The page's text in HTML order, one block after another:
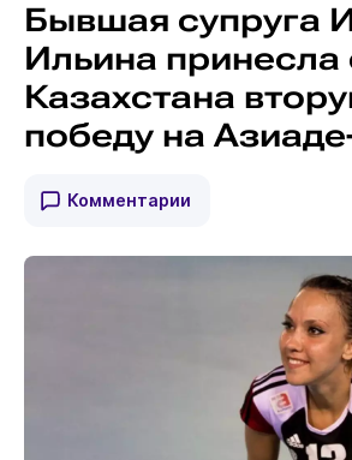
Бывшая супруга
Ильина принесла
Казахстана
победу на
Комментарии